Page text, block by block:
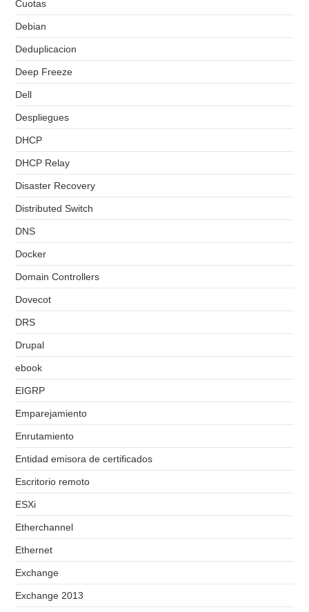
Cuotas
Debian
Deduplicacion
Deep Freeze
Dell
Despliegues
DHCP
DHCP Relay
Disaster Recovery
Distributed Switch
DNS
Docker
Domain Controllers
Dovecot
DRS
Drupal
ebook
EIGRP
Emparejamiento
Enrutamiento
Entidad emisora de certificados
Escritorio remoto
ESXi
Etherchannel
Ethernet
Exchange
Exchange 2013